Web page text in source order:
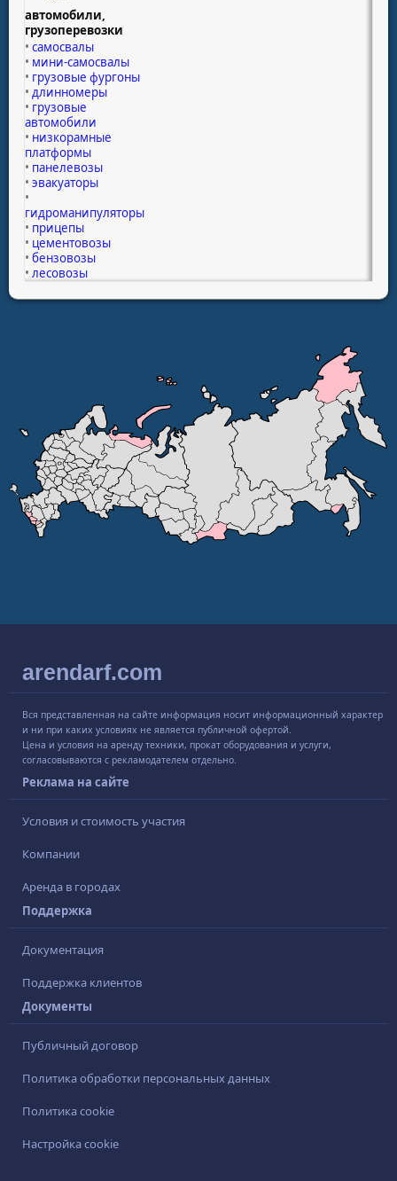
автомобили,
грузоперевозки
самосвалы
мини-самосвалы
грузовые фургоны
длинномеры
грузовые
автомобили
низкорамные
платформы
панелевозы
эвакуаторы
гидроманипуляторы
прицепы
цементовозы
бензовозы
лесовозы
arendarf.com
Вся представленная на сайте информация носит информационный характер
и ни при каких условиях не является публичной офертой.
Цена и условия на аренду техники, прокат оборудования и услуги,
согласовываются с рекламодателем отдельно.
Реклама на сайте
Условия и стоимость участия
Компании
Аренда в городах
Поддержка
Документация
Поддержка клиентов
Документы
Публичный договор
Политика обработки персональных данных
Политика cookie
Настройка cookie